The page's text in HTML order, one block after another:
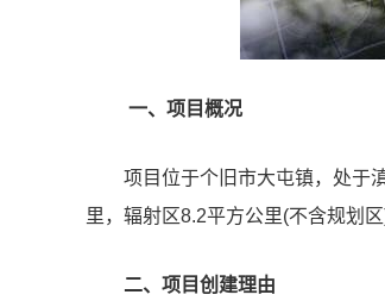
一、项目概况
项目位于个旧市大屯镇，处于
里，辐射区8.2平方公里(不含规划
二、项目创建理由